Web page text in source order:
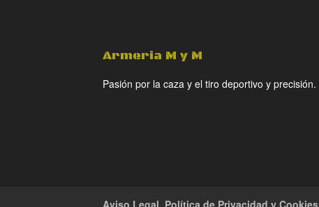
Armeria M y M
Pasión por la caza y el tiro deportivo y precisión.